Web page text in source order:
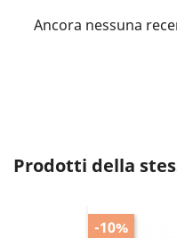
Ancora nessuna
Prodotti della
-10%